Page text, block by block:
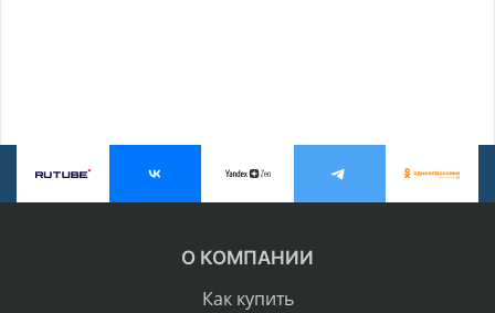
О КОМПАНИИ
Как купить